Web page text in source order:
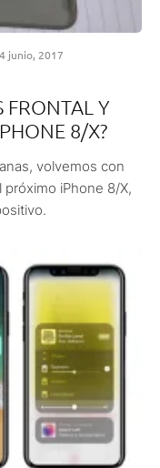
junio, 2017
FRONTAL Y
8/X?
volvemos con
iPhone 8/X,